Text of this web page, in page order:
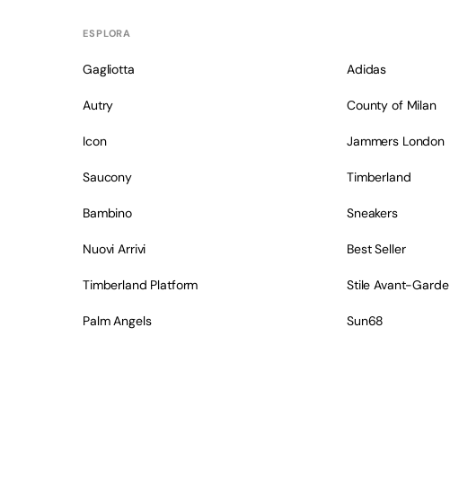
ESPLORA
Gagliotta Adidas
Autry County of Milan
Icon Jammers London
Saucony Timberland
Bambino Sneakers
Nuovi Arrivi Best Seller
Timberland Platform Stile Avant-Garde
Palm Angels Sun68